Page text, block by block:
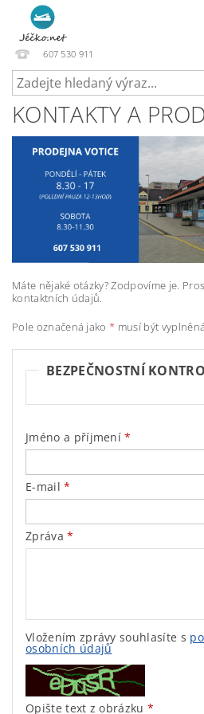
607 530 911
KONTAKTY A
Máte nějaké otázky? Zodpovíme je.
kontaktních údajů.
Pole označená jako * musí být
BEZPEČNOSTNÍ
Jméno a příjmení
E-mail
Zpráva
Vložením zprávy souhlasíte s
osobních údajů
Opište text z obrázku